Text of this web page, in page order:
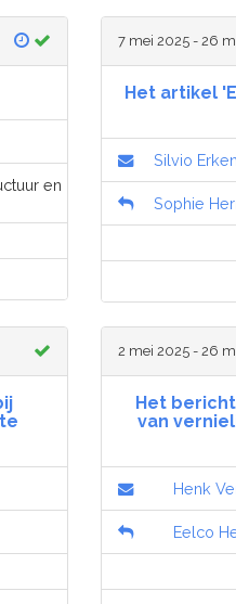
en
7 mei 2025 - 26
Het artikel
Silvio
Sophie
2 mei 2025 - 26
Het
van
Henk
Eelco